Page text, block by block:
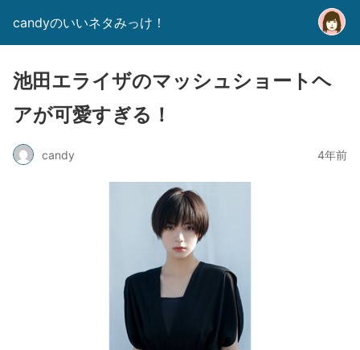
candyのいいネタみっけ！
池田エライザのマッシュショートヘ
アが可愛すぎる！
candy 4年前